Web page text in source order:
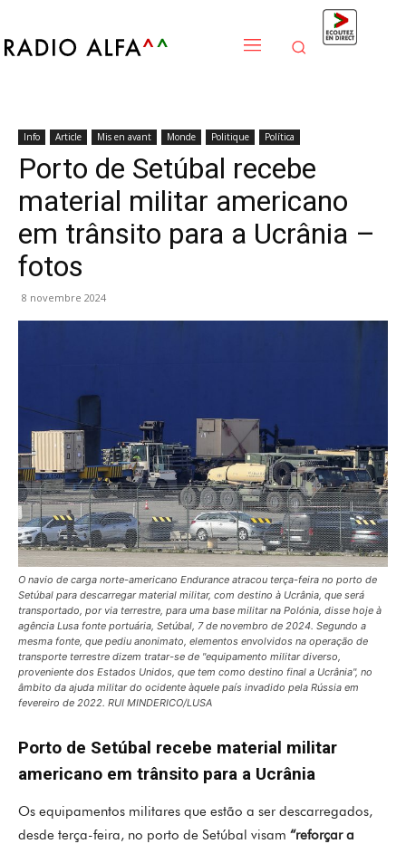
Info Article Mis en avant Monde Politique Política
Porto de Setúbal recebe
material militar americano
em trânsito para a Ucrânia –
fotos
8 novembre 2024
O navio de carga norte-americano Endurance atracou terça-feira no porto de
Setúbal para descarregar material militar, com destino à Ucrânia, que será
transportado, por via terrestre, para uma base militar na Polónia, disse hoje à
agência Lusa fonte portuária, Setúbal, 7 de novembro de 2024. Segundo a
mesma fonte, que pediu anonimato, elementos envolvidos na operação de
transporte terrestre dizem tratar-se de "equipamento militar diverso,
proveniente dos Estados Unidos, que tem como destino final a Ucrânia", no
âmbito da ajuda militar do ocidente àquele país invadido pela Rússia em
fevereiro de 2022. RUI MINDERICO/LUSA
Porto de Setúbal recebe material militar
americano em trânsito para a Ucrânia
Os equipamentos militares que estão a ser descarregados,
desde terça-feira, no porto de Setúbal visam “reforçar a